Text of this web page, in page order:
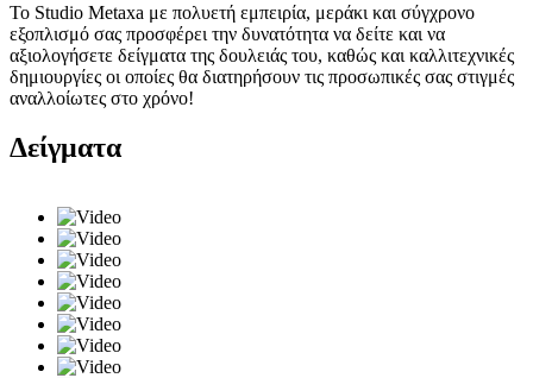
Το Studio Metaxa με πολυετή εμπειρία, μεράκι και σύγχρονο
εξοπλισμό σας προσφέρει την δυνατότητα να δείτε και να
αξιολογήσετε δείγματα της δουλειάς του, καθώς και καλλιτεχνικές
δημιουργίες οι οποίες θα διατηρήσουν τις προσωπικές σας στιγμές
αναλλοίωτες στο χρόνο!
Δείγματα